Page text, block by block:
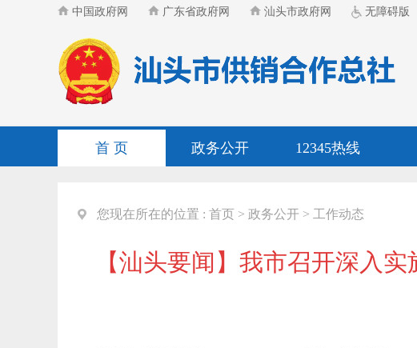
中国政府网 广东省政府网 汕头市政府网 无障碍版
首 页 政务公开 12345热线
您现在所在的位置 : 首页 > 政务公开 > 工作动态
【汕头要闻】我市召开深入